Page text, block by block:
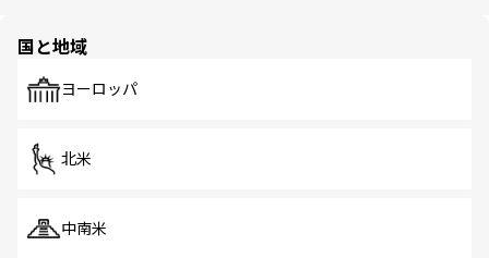
で、ホーカーズは地元の風情を楽しめる外せないスポット
国と地域
ヨーロッパ
北米
中南米